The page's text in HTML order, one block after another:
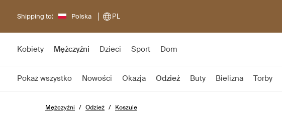
Shipping to: Polska PL
Kobiety Mężczyźni Dzieci Sport Dom
Pokaż wszystko Nowości Okazja Odzież Buty Bielizna Torby
Mężczyźni Odzież Koszule